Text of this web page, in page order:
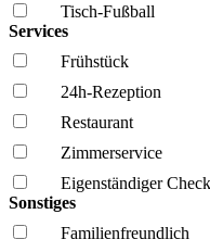
Tisch-Fußball
Services
Frühstück
24h-Rezeption
Restaurant
Zimmerservice
Eigenständiger
Sonstiges
Familien­freundlich